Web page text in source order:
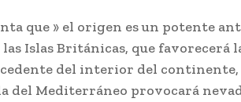
que » el origen es un potente
Islas Británicas, que favorecerá
del interior del continente,
del Mediterráneo provocará